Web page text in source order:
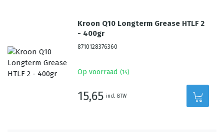
Kroon Q10 Longterm Grease HTLF 2
- 400gr
8710128376360
Op voorraad (14)
15,65 incl. BTW